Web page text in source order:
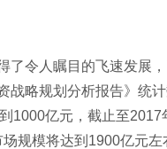
令人瞩目的飞速发展
略规划分析报告》统计
1000亿元，截止至2017
规模将达到1900亿元左